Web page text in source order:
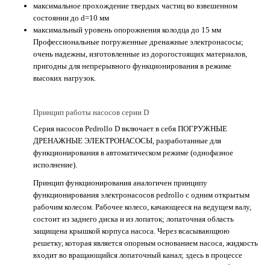
максимальное прохождение твердых частиц во взвешенном
состоянии до d=10 мм
максимальный уровень опорожнения колодца до 15 мм
Профессиональные погруженные дренажные электронасосы;
очень надежны, изготовленные из дорогостоящих материалов,
пригодны для непрерывного функционирования в режиме
высоких нагрузок.
Принцип работы насосов серии D
Серия насосов Pedrollo D включает в себя ПОГРУЖНЫЕ
ДРЕНАЖНЫЕ ЭЛЕКТРОНАСОСЫ, разработанные для
функционирования в автоматическом режиме (однофазное
исполнение).
Принцип функционирования аналогичен принципу
функционирования электронасосов pedrollo с одним открытым
рабочим колесом. Рабочее колесо, качающееся на ведущем валу,
состоит из заднего диска и из лопаток; лопаточная область
защищена крышкой корпуса насоса. Через всасывающюю
решетку, которая является опорным основанием насоса, жидкость
входит во вращающийся лопаточный канал; здесь в процессе